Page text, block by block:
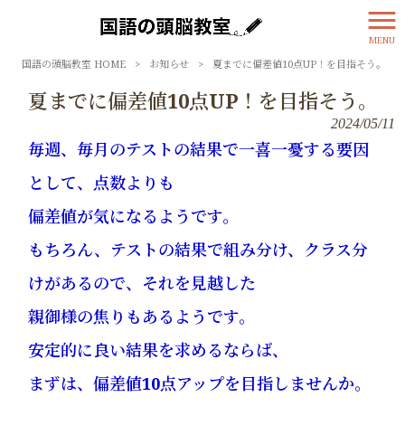
MENU
国語の頭脳教室 HOME > お知らせ > 夏までに偏差値10点UP！を目指そう。
夏までに偏差値10点UP！を目指そう。
2024/05/11
毎週、毎月のテストの結果で一喜一憂する要因
として、点数よりも
偏差値が気になるようです。
もちろん、テストの結果で組み分け、クラス分
けがあるので、それを見越した
親御様の焦りもあるようです。
安定的に良い結果を求めるならば、
まずは、偏差値10点アップを目指しませんか。